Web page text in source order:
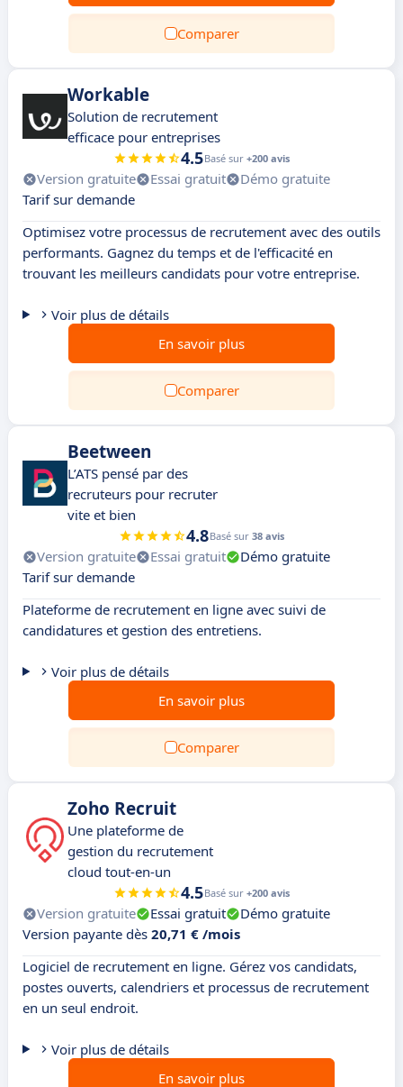
Comparer
Workable
Solution de recrutement
efficace pour entreprises
4.5Basé sur +200 avis
Version gratuite Essai gratuit
Démo gratuite
Tarif sur demande
Optimisez votre processus de recrutement avec des outils
performants. Gagnez du temps et de l'efficacité en
trouvant les meilleurs candidats pour votre entreprise.
Voir plus de détails
En savoir plus
Comparer
Beetween
L’ATS pensé par des
recruteurs pour recruter
vite et bien
4.8Basé sur 38 avis
Version gratuite Essai gratuit
Démo gratuite
Tarif sur demande
Plateforme de recrutement en ligne avec suivi de
candidatures et gestion des entretiens.
Voir plus de détails
En savoir plus
Comparer
Zoho Recruit
Une plateforme de
gestion du recrutement
cloud tout-en-un
4.5Basé sur +200 avis
Version gratuite Essai gratuit
Démo gratuite
Version payante dès 20,71 € /mois
Logiciel de recrutement en ligne. Gérez vos candidats,
postes ouverts, calendriers et processus de recrutement
en un seul endroit.
Voir plus de détails
En savoir plus